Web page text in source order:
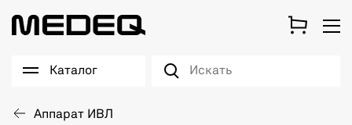
Каталог
Аппарат ИВЛ